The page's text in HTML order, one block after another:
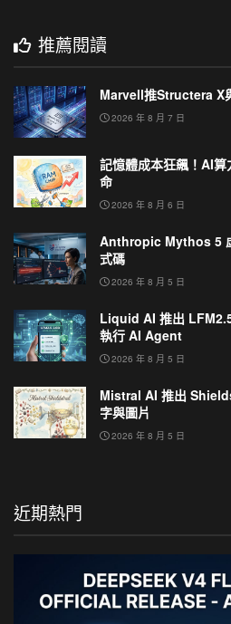
推薦閱讀
Marvell推Structera X
2026 年 8 月 7 日
記憶體成本狂飆！AI
命
2026 年 8 月 6 日
Anthropic Mythos 5
式碼
2026 年 8 月 5 日
Liquid AI 推出
執行 AI Agent
2026 年 8 月 5 日
Mistral AI 推出
字與圖片
2026 年 8 月 5 日
近期熱門